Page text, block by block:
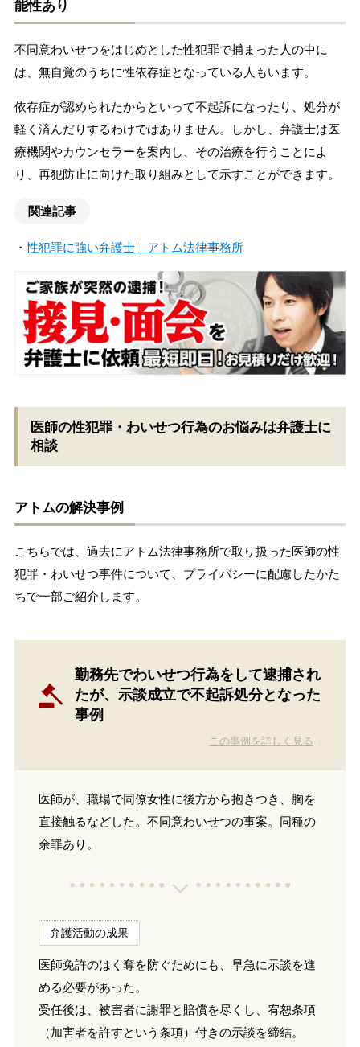
能性あり
不同意わいせつをはじめとした性犯罪で捕まった人の中に
は、無自覚のうちに性依存症となっている人もいます。
依存症が認められたからといって不起訴になったり、処分が
軽く済んだりするわけではありません。しかし、弁護士は医
療機関やカウンセラーを案内し、その治療を行うことによ
り、再犯防止に向けた取り組みとして示すことができます。
関連記事
・性犯罪に強い弁護士｜アトム法律事務所
医師の性犯罪・わいせつ行為のお悩みは弁護士に
相談
アトムの解決事例
こちらでは、過去にアトム法律事務所で取り扱った医師の性
犯罪・わいせつ事件について、プライバシーに配慮したかた
ちで一部ご紹介します。
勤務先でわいせつ行為をして逮捕され
たが、示談成立で不起訴処分となった
事例
この事例を詳しく見る
医師が、職場で同僚女性に後方から抱きつき、胸を
直接触るなどした。不同意わいせつの事案。同種の
余罪あり。
弁護活動の成果
医師免許のはく奪を防ぐためにも、早急に示談を進
める必要があった。
受任後は、被害者に謝罪と賠償を尽くし、宥恕条項
（加害者を許すという条項）付きの示談を締結。